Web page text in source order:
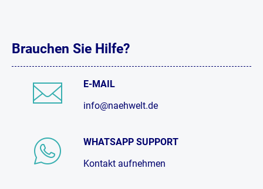
Brauchen Sie Hilfe?
E-MAIL
info@naehwelt.de
WHATSAPP SUPPORT
Kontakt aufnehmen